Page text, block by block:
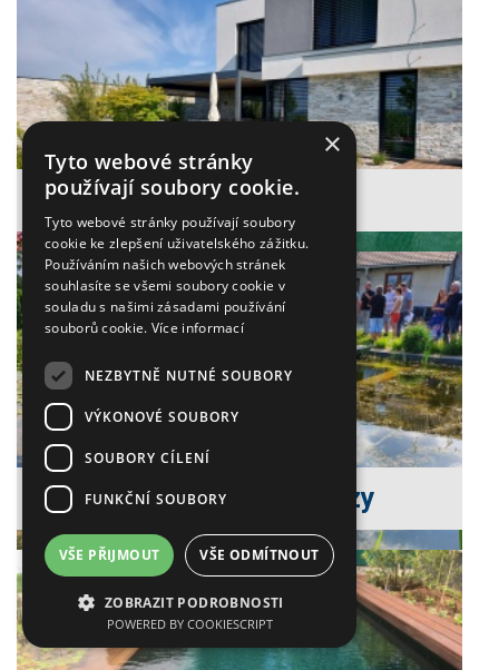
Typ V.
Často kladené dotazy
×
Tyto webové stránky
používají soubory cookie.
Tyto webové stránky používají soubory
cookie ke zlepšení uživatelského zážitku.
Používáním našich webových stránek
souhlasíte se všemi soubory cookie v
souladu s našimi zásadami používání
souborů cookie. Více informací
NEZBYTNĚ NUTNÉ SOUBORY
VÝKONOVÉ SOUBORY
SOUBORY CÍLENÍ
FUNKČNÍ SOUBORY
VŠE PŘIJMOUT VŠE ODMÍTNOUT
ZOBRAZIT PODROBNOSTI
POWERED BY COOKIESCRIPT